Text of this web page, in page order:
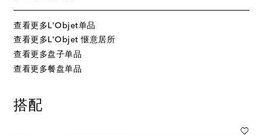
查看更多L'Objet单品
查看更多L'Objet 惬意居所
查看更多盘子单品
查看更多餐盘单品
搭配